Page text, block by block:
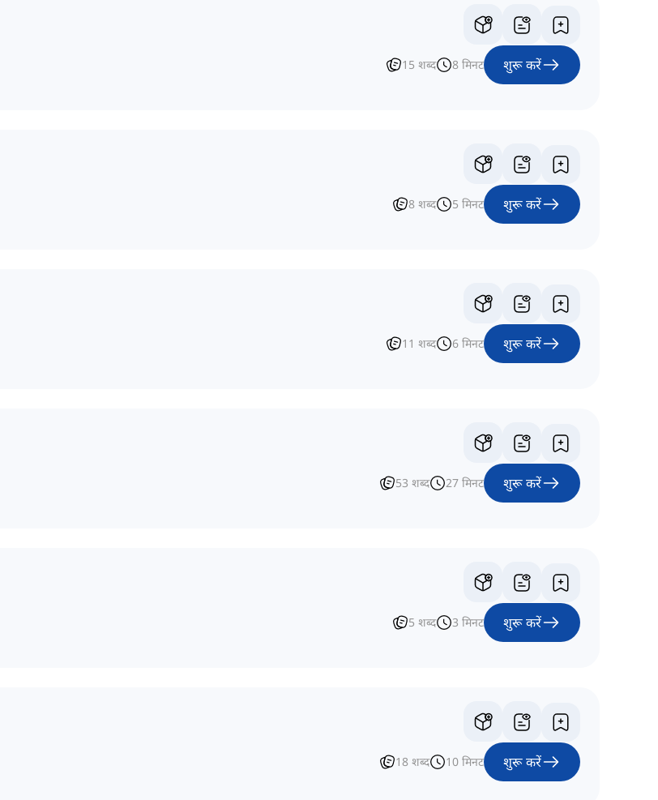
15 शब्द 8 मिनट शुरू करें
8 शब्द 5 मिनट शुरू करें
11 शब्द 6 मिनट शुरू करें
53 शब्द 27 मिनट शुरू करें
5 शब्द 3 मिनट शुरू करें
18 शब्द 10 मिनट शुरू करें